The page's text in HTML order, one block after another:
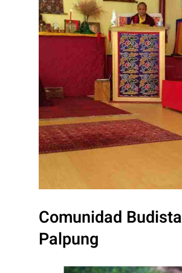
Comunidad Budista
Palpung